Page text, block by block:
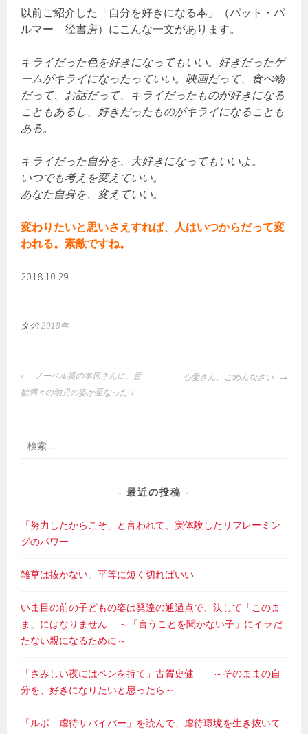
以前ご紹介した「自分を好きになる本」（パット・パ
ルマー 径書房）にこんな一文があります。
キライだった色を好きになってもいい。好きだったゲ
ームがキライになったっていい。映画だって、食べ物
だって、お話だって、キライだったものが好きになる
こともあるし、好きだったものがキライになることも
ある。
キライだった自分を、大好きになってもいいよ。
いつでも考えを変えていい。
あなた自身を、変えていい。
変わりたいと思いさえすれば、人はいつからだって変
われる。素敵ですね。
2018.10.29
タグ:2018年
投
稿
ゲ
ー
ノーベル賞の本庶さんに、意
欲満々の幼児の姿が重なった！
心愛さん、ごめんなさい
検
最近の投稿
「努力したからこそ」と言われて、実体験したリフレーミン
グのパワー
雑草は抜かない。平等に短く切ればいい
いま目の前の子どもの姿は発達の通過点で、決して「このま
ま」にはなりません ～「言うことを聞かない子」にイラだ
たない親になるために～
「さみしい夜にはペンを持て」古賀史健 ～そのままの自
分を、好きになりたいと思ったら～
「ルポ 虐待サバイバー」を読んで、虐待環境を生き抜いて